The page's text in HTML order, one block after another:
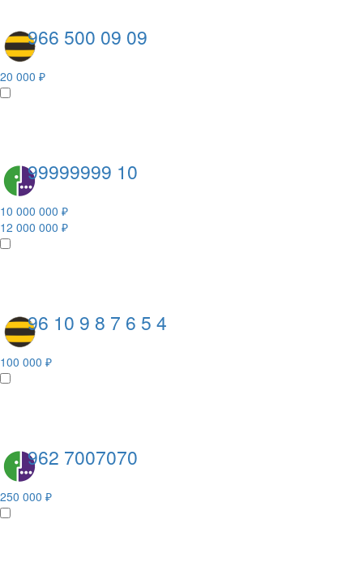
966 500 09 09
20 000 ₽
99999999 10
10 000 000 ₽
12 000 000 ₽
96 10 9 8 7 6 5 4
100 000 ₽
962 7007070
250 000 ₽